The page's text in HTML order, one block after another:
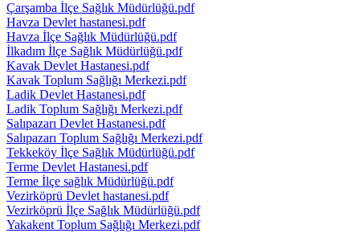
Çarşamba İlçe Sağlık Müdürlüğü.pdf
Havza Devlet hastanesi.pdf
Havza İlçe Sağlık Müdürlüğü.pdf
İlkadım İlçe Sağlık Müdürlüğü.pdf
Kavak Devlet Hastanesi.pdf
Kavak Toplum Sağlığı Merkezi.pdf
Ladik Devlet Hastanesi.pdf
Ladik Toplum Sağlığı Merkezi.pdf
Salıpazarı Devlet Hastanesi.pdf
Salıpazarı Toplum Sağlığı Merkezi.pdf
Tekkeköy İlçe Sağlık Müdürlüğü.pdf
Terme Devlet Hastanesi.pdf
Terme İlçe sağlık Müdürlüğü.pdf
Vezirköprü Devlet hastanesi.pdf
Vezirköprü İlçe Sağlık Müdürlüğü.pdf
Yakakent Toplum Sağlığı Merkezi.pdf